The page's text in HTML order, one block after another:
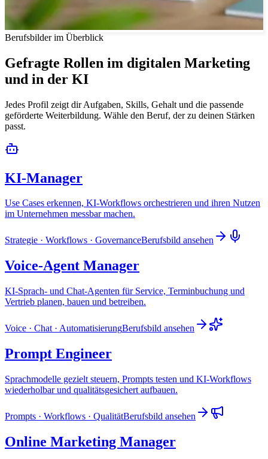
Berufsbilder im Überblick
Gefragte Rollen im digitalen Marketing
und in der KI
Jedes Profil zeigt dir Aufgaben, Skills, Gehalt und die passende
geförderte Weiterbildung. Wähle den Beruf, der zu deinen Stärken
passt.
KI-Manager
Use Cases erkennen, KI-Workflows orchestrieren und ihren Nutzen
im Unternehmen messbar machen.
Strategie · Workflows · GovernanceBerufsbild ansehen
Voice-Agent Manager
KI-Sprach- und Chat-Agenten für Service, Terminbuchung und
Vertrieb planen, bauen und betreiben.
Voice · Chat · AutomatisierungBerufsbild ansehen
Prompt Engineer
Sprachmodelle gezielt steuern, Prompts testen und KI-Workflows
wiederholbar und qualitätsgesichert aufbauen.
Prompts · Workflows · QualitätBerufsbild ansehen
Online Marketing Manager